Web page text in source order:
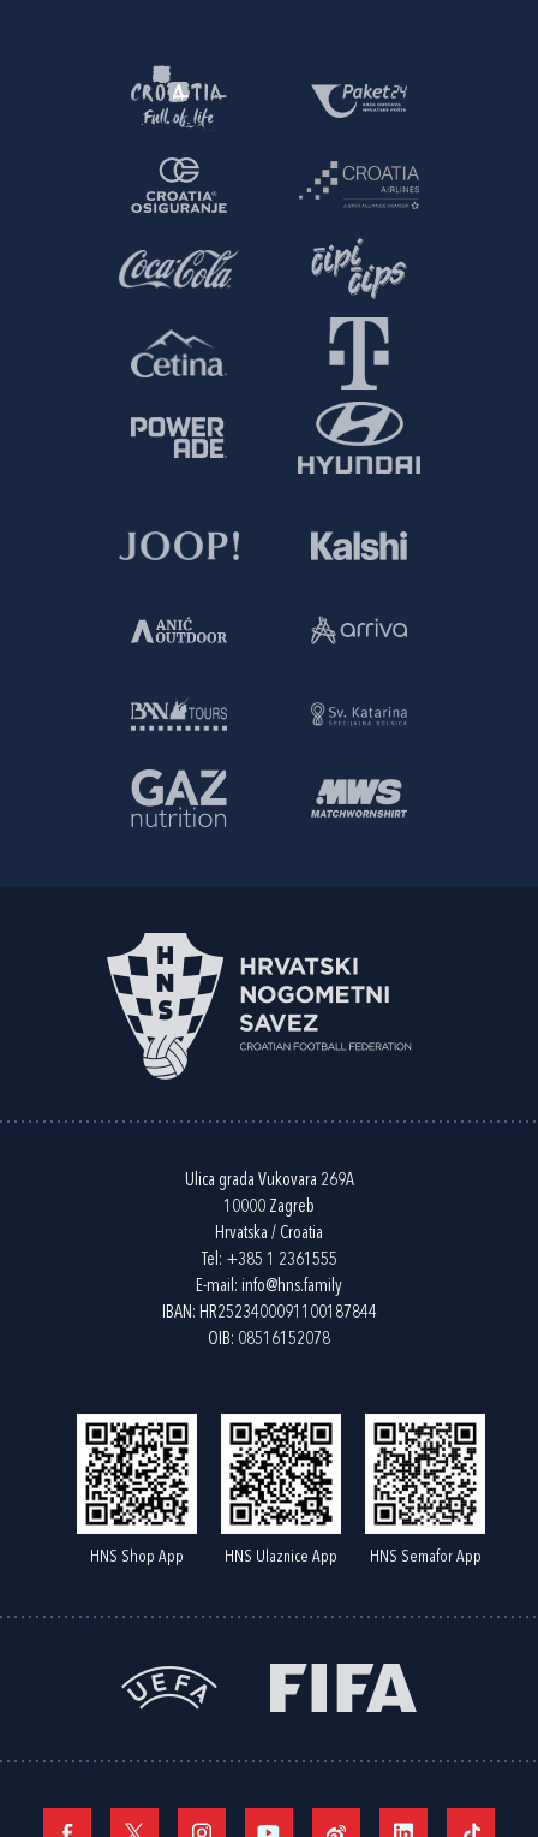
Ulica grada Vukovara 269A
10000 Zagreb
Hrvatska / Croatia
Tel: +385 1 2361555
E-mail: info@hns.family
IBAN: HR2523400091100187844
OIB: 08516152078
HNS Shop App HNS Ulaznice App HNS Semafor App